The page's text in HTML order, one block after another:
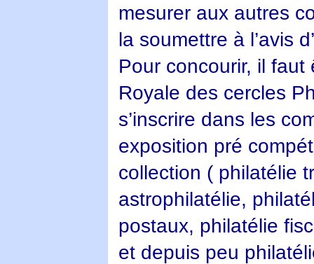
mesurer aux autres
la soumettre à l’avis
Pour concourir, il faut
Royale des cercles
s’inscrire dans les
exposition pré
collection ( philatélie
astrophilatélie,
postaux, philatélie
et depuis peu